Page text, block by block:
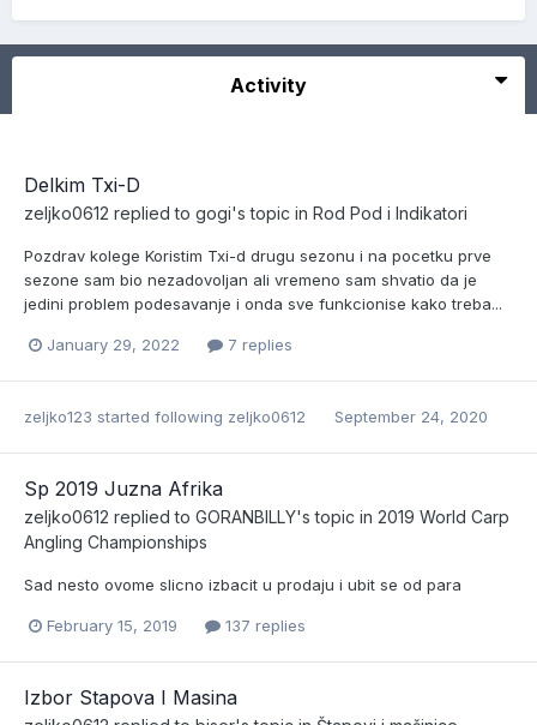
Activity
Delkim Txi-D
zeljko0612 replied to gogi's topic in Rod Pod i Indikatori
Pozdrav kolege Koristim Txi-d drugu sezonu i na pocetku prve
sezone sam bio nezadovoljan ali vremeno sam shvatio da je
jedini problem podesavanje i onda sve funkcionise kako treba...
January 29, 2022 7 replies
zeljko123 started following zeljko0612 September 24, 2020
Sp 2019 Juzna Afrika
zeljko0612 replied to GORANBILLY's topic in 2019 World Carp
Angling Championships
Sad nesto ovome slicno izbacit u prodaju i ubit se od para
February 15, 2019 137 replies
Izbor Stapova I Masina